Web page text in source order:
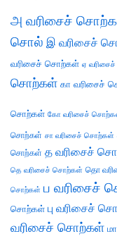
அ வரிசைச்
சொல் இ வரிசைச்
வரிசைச் சொற்கள் ஏ
சொற்கள் கா வரிசைச்
சொற்கள் கோ வரிசைச்
சொற்கள் சா வரிசைச் சொற்கள்
சொற்கள் த வரிசைச்
தெ வரிசைச் சொற்கள் தொ
சொற்கள் ப வரிசைச்
சொற்கள் பு வரிசைச்
வரிசைச் சொற்கள்